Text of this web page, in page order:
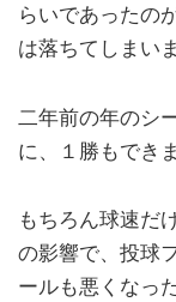
らいであったの
は落ちてしまい
二年前の年のシ
に、１勝もでき
もちろん球速だ
の影響で、投球
ールも悪くなっ